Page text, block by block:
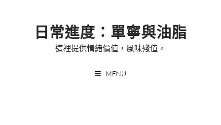
日常進度：單寧與油脂
這裡提供情緒價值，風味殘值。
MENU